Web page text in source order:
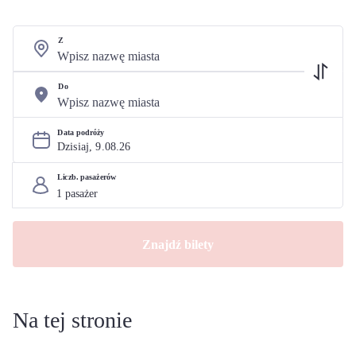
Z
Do
Data podróży
Dzisiaj, 9.08.26
Liczb. pasażerów
Znajdź bilety
Na tej stronie